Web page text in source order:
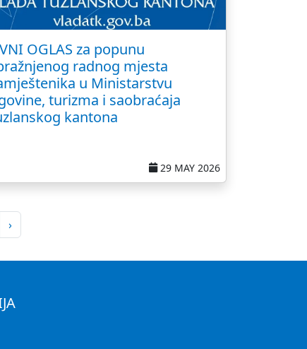
OGLAS za popunu
radnog mjesta
u Ministarstvu
turizma i saobraćaja
kantona
29 MAY 2026
›